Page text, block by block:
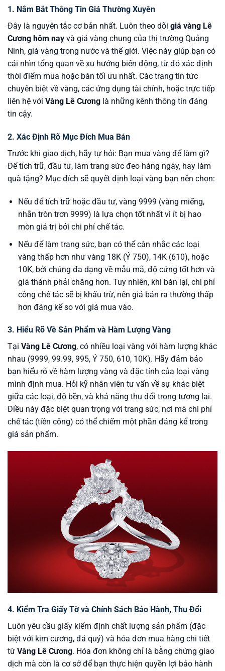
1. Nắm Bắt Thông Tin Giá Thường Xuyên
Đây là nguyên tắc cơ bản nhất. Luôn theo dõi giá vàng Lê
Cương hôm nay và giá vàng chung của thị trường Quảng
Ninh, giá vàng trong nước và thế giới. Việc này giúp bạn có
cái nhìn tổng quan về xu hướng biến động, từ đó xác định
thời điểm mua hoặc bán tối ưu nhất. Các trang tin tức
chuyên biệt về vàng, các ứng dụng tài chính, hoặc trực tiếp
liên hệ với Vàng Lê Cương là những kênh thông tin đáng
tin cậy.
2. Xác Định Rõ Mục Đích Mua Bán
Trước khi giao dịch, hãy tự hỏi: Bạn mua vàng để làm gì?
Để tích trữ, đầu tư, làm trang sức đeo hàng ngày, hay làm
quà tặng? Mục đích sẽ quyết định loại vàng bạn nên chọn:
Nếu để tích trữ hoặc đầu tư, vàng 9999 (vàng miếng,
nhẫn tròn trơn 9999) là lựa chọn tốt nhất vì ít bị hao
mòn giá trị bởi chi phí chế tác.
Nếu để làm trang sức, bạn có thể cân nhắc các loại
vàng thấp hơn như vàng 18K (Ý 750), 14K (610), hoặc
10K, bởi chúng đa dạng về mẫu mã, độ cứng tốt hơn và
giá thành phải chăng hơn. Tuy nhiên, khi bán lại, chi phí
công chế tác sẽ bị khấu trừ, nên giá bán ra thường thấp
hơn đáng kể so với giá mua vào.
3. Hiểu Rõ Về Sản Phẩm và Hàm Lượng Vàng
Tại Vàng Lê Cương, có nhiều loại vàng với hàm lượng khác
nhau (9999, 99.99, 995, Ý 750, 610, 10K). Hãy đảm bảo
bạn hiểu rõ về hàm lượng vàng và đặc tính của loại vàng
mình định mua. Hỏi kỹ nhân viên tư vấn về sự khác biệt
giữa các loại, độ bền, và khả năng thu đổi trong tương lai.
Điều này đặc biệt quan trọng với trang sức, nơi mà chi phí
chế tác (tiền công) có thể chiếm một phần đáng kể trong
giá sản phẩm.
4. Kiểm Tra Giấy Tờ và Chính Sách Bảo Hành, Thu Đổi
Luôn yêu cầu giấy kiểm định chất lượng sản phẩm (đặc
biệt với kim cương, đá quý) và hóa đơn mua hàng chi tiết
từ Vàng Lê Cương. Hóa đơn không chỉ là bằng chứng giao
dịch mà còn là cơ sở để bạn thực hiện quyền lợi bảo hành